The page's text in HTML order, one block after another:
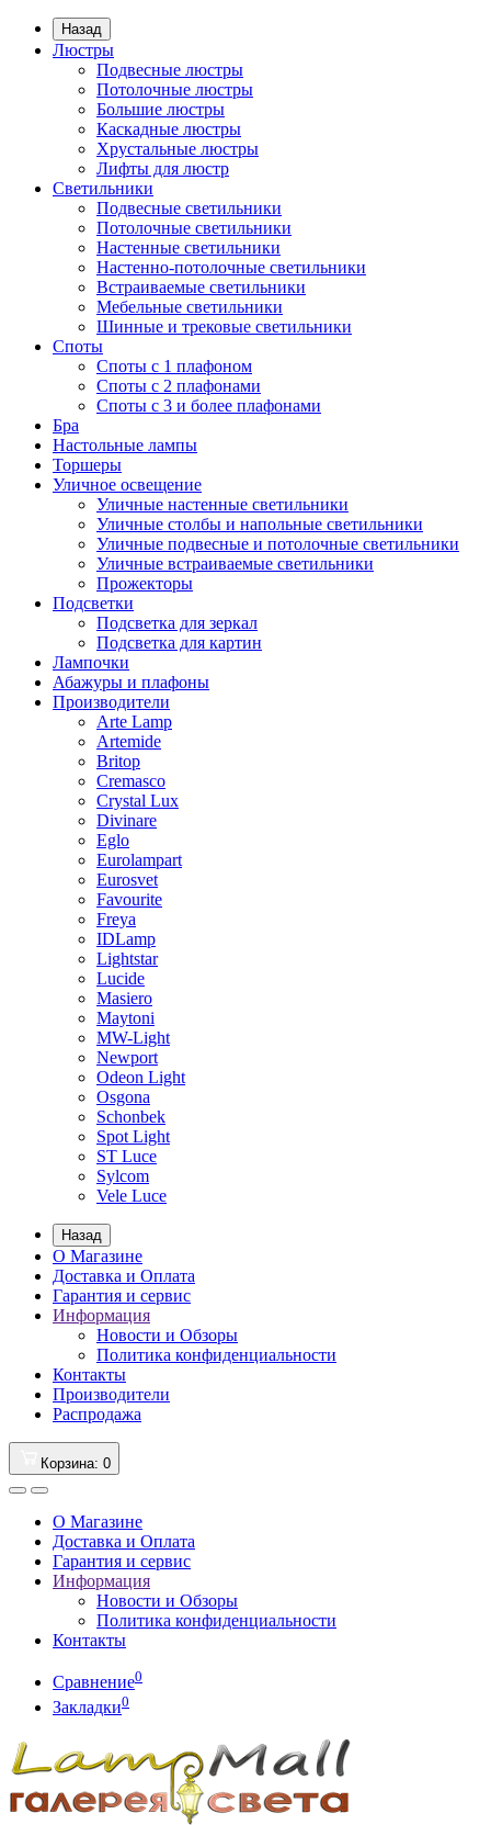
Назад
Люстры
Подвесные люстры
Потолочные люстры
Большие люстры
Каскадные люстры
Хрустальные люстры
Лифты для люстр
Светильники
Подвесные светильники
Потолочные светильники
Настенные светильники
Настенно-потолочные светильники
Встраиваемые светильники
Мебельные светильники
Шинные и трековые светильники
Споты
Споты с 1 плафоном
Споты с 2 плафонами
Споты с 3 и более плафонами
Бра
Настольные лампы
Торшеры
Уличное освещение
Уличные настенные светильники
Уличные столбы и напольные светильники
Уличные подвесные и потолочные светильники
Уличные встраиваемые светильники
Прожекторы
Подсветки
Подсветка для зеркал
Подсветка для картин
Лампочки
Абажуры и плафоны
Производители
Arte Lamp
Artemide
Britop
Cremasco
Crystal Lux
Divinare
Eglo
Eurolampart
Eurosvet
Favourite
Freya
IDLamp
Lightstar
Lucide
Masiero
Maytoni
MW-Light
Newport
Odeon Light
Osgona
Schonbek
Spot Light
ST Luce
Sylcom
Vele Luce
Назад
О Магазине
Доставка и Оплата
Гарантия и сервис
Информация
Новости и Обзоры
Политика конфиденциальности
Контакты
Производители
Распродажа
Корзина: 0
О Магазине
Доставка и Оплата
Гарантия и сервис
Информация
Новости и Обзоры
Политика конфиденциальности
Контакты
Сравнение0
Закладки0